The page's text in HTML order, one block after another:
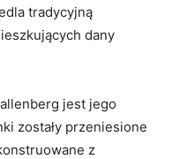
tradycyjną
dany
jest jego
zostały przeniesione
z